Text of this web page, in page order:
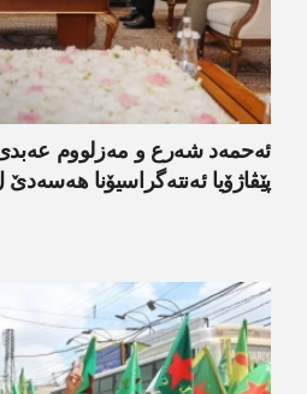
ئەحمەد شەرع و مەزلووم
پێڤاژۆیا ئەنتەگراسیۆنا